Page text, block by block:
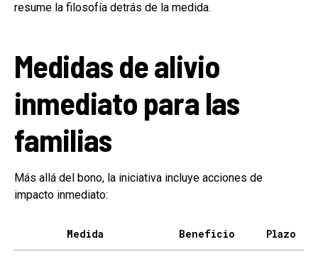
resume la filosofía detrás de la medida.
Medidas de alivio
inmediato para las
familias
Más allá del bono, la iniciativa incluye acciones de
impacto inmediato:
Medida Beneficio Plazo